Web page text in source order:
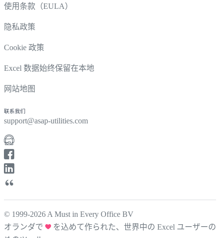
使用条款（EULA）
隐私政策
Cookie 政策
Excel 数据始终保留在本地
网站地图
联系我们
support@asap-utilities.com
© 1999-2026 A Must in Every Office BV
オランダで
を込めて作られた、世界中の Excel ユーザーの